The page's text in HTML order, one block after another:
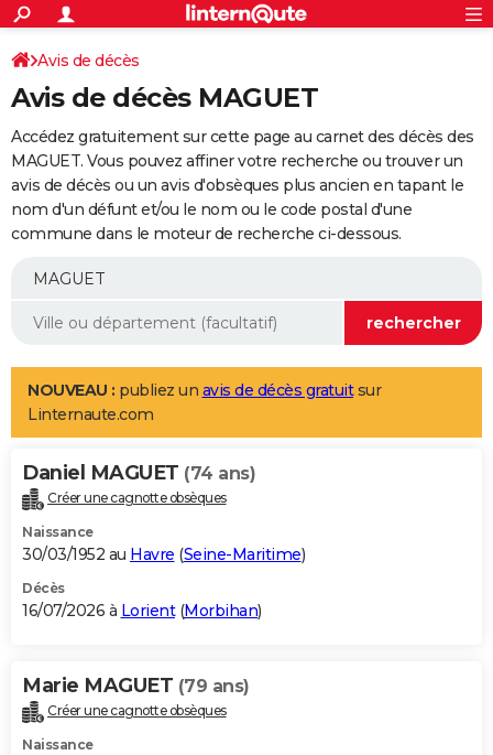
ACTUALITÉS
Politique
Société
Faits Divers
Education
Monde
Villes
+
SPORT
Coupe du monde 2026
Football
Tennis
Cyclisme
Rugby
Forum
Programme TV
TNT
Streaming
Cinéma
Sorties cinéma
Musique
+
FINANCE
Retraite
Epargne
Immobilier
Risques naturels par ville
Banque
Assurance
AUTO
Essais
Réserver un essai
Citadines
Berlines
SUV
Forum auto
+
Mobiles
Meilleur smartphone
Internet
Ordinateurs
Jeux vidéo
Guide high-tech
Aménagement intérieur
LIFESTYLE
Art de vivre
Bien-être
Loisirs
Mode
Modes de vie
Alimentation
Guide de la santé
Maladies
Médicaments
Sommeil
VOYAGE
Destinations
City break
Voyage nature
Voyage de noces
Forum
Climat
+PHOTO
GUIDES D'ACHAT
BONS PLANS
Carte de Noël
Carte Bonne année
Carte Saint-Valentin
Carte Pâques
Carte d'anniversaire
DICTIONNAIRE
Dictionnaire
Biographies
Citations
Expressions
Proverbes
PROGRAMME TV
Avis de décès
Avis de décès MAGUET
Accédez gratuitement sur cette page au carnet des décès des
MAGUET. Vous pouvez affiner votre recherche ou trouver un
avis de décès ou un avis d'obsèques plus ancien en tapant le
nom d'un défunt et/ou le nom ou le code postal d'une
commune dans le moteur de recherche ci-dessous.
NOUVEAU : publiez un avis de décès gratuitsur
Linternaute.com
Daniel MAGUET (74 ans)
Créer une cagnotte obsèques
Naissance
30/03/1952 au Havre (Seine-Maritime)
Décès
16/07/2026 à Lorient(Morbihan)
Marie MAGUET (79 ans)
Créer une cagnotte obsèques
Naissance